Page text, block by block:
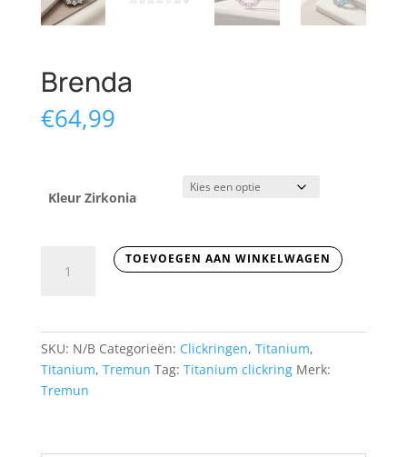
Brenda
€64,99
Kleur Zirkonia
aantal
TOEVOEGEN AAN WINKELWAGEN
SKU: N/B Categorieën: Clickringen, Titanium,
Titanium, Tremun Tag: Titanium clickring Merk:
Tremun